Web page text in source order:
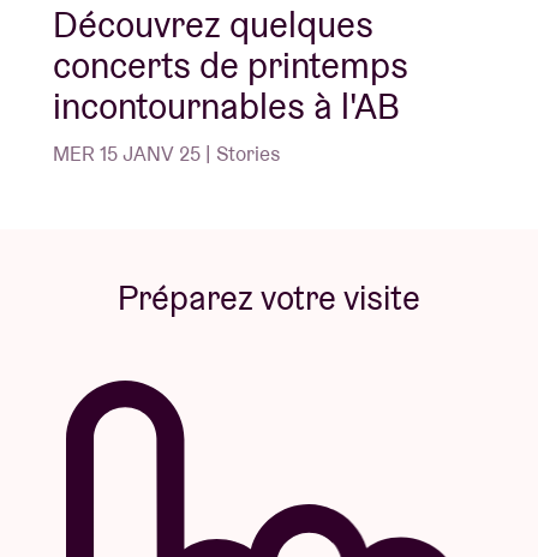
Découvrez quelques
concerts de printemps
incontournables à l'AB
MER 15 JANV 25 | Stories
Préparez votre visite